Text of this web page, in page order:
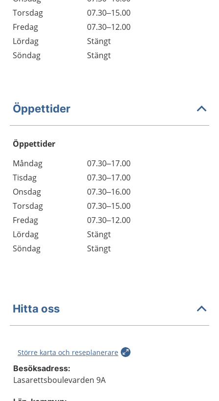
Torsdag
07.30–15.00
Fredag
07.30–12.00
Lördag
Stängt
Söndag
Stängt
Öppettider
Öppettider
Dag
Öppettider
Kommentarer
Måndag
07.30–17.00
Tisdag
07.30–17.00
Onsdag
07.30–16.00
Torsdag
07.30–15.00
Fredag
07.30–12.00
Lördag
Stängt
Söndag
Stängt
Hitta oss
Större karta och reseplanerare
Besöksadress:
Lasarettsboulevarden 9A